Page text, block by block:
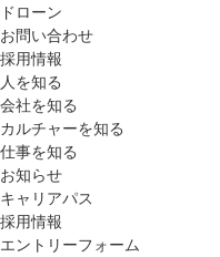
し
ま
す
ドローン
お問い合わせ
採用情報
人を知る
会社を知る
カルチャーを知る
仕事を知る
お知らせ
キャリアパス
採用情報
エントリーフォーム